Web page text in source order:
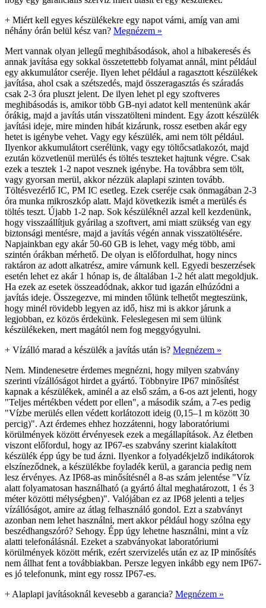
+ Miért kell egyes készülékekre egy napot várni, amíg van ami
néhány órán belül kész van? Megnézem »
Mert vannak olyan jellegű meghibásodások, ahol a hibakeresés és
annak javítása egy sokkal összetettebb folyamat annál, mint például
egy akkumulátor cseréje. Ilyen lehet például a ragasztott készülékek
javítása, ahol csak a szétszedés, majd összeragasztás és száradás
csak 2-3 óra pluszt jelent. De ilyen lehet pl egy szoftveres
meghibásodás is, amikor több GB-nyi adatot kell mentenünk akár
órákig, majd a javítás után visszatölteni mindent. Egy ázott készülék
javítási ideje, mire minden hibát kizárunk, rossz esetben akár egy
hetet is igénybe vehet. Vagy egy készülék, ami nem tölt például.
Ilyenkor akkumulátort cserélünk, vagy egy töltőcsatlakozót, majd
ezután közvetlenül merülés és töltés teszteket hajtunk végre. Csak
ezek a tesztek 1-2 napot vesznek igénybe. Ha továbbra sem tölt,
vagy gyorsan merül, akkor nézzük alaplapi szinten tovább.
Töltésvezérlő IC, PM IC esetleg. Ezek cseréje csak önmagában 2-3
óra munka mikroszkóp alatt. Majd következik ismét a merülés és
töltés teszt. Újabb 1-2 nap. Sok készüléknél azzal kell kezdenünk,
hogy visszaállítjuk gyárilag a szoftvert, ami miatt szükség van egy
biztonsági mentésre, majd a javítás végén annak visszatöltésére.
Napjainkban egy akár 50-60 GB is lehet, vagy még több, ami
szintén órákban mérhető. De olyan is előfordulhat, hogy nincs
raktáron az adott alkatrész, amire várnunk kell. Egyedi beszerzések
esetén lehet ez akár 1 hónap is, de általában 1-2 hét alatt megoldjuk.
Ha ezek az esetek összeadódnak, akkor tud igazán elhúzódni a
javítás ideje. Összegezve, mi minden tőlünk telhetőt megteszünk,
hogy minél rövidebb legyen az idő, hisz mi is akkor járunk a
legjobban, ez közös érdekünk. Feleslegesen mi sem ülünk
készülékeken, mert magától nem fog meggyógyulni.
+ Vízálló marad a készülék a javítás után is? Megnézem »
Nem. Mindenesetre érdemes megnézni, hogy milyen szabvány
szerinti vízállóságot hirdet a gyártó. Többnyire IP67 minősítést
kapnak a készülékek, aminél a az első szám, a 6-os azt jelenti, hogy
"Teljes mértékben védett por ellen", a második szám, a 7-es pedig
"Vízbe merülés ellen védett korlátozott ideig (0,15–1 m között 30
percig)". Azt érdemes ehhez hozzátenni, hogy laboratóriumi
körülmények között érvényesek ezek a megállapítások. Az életben
viszont előfordul, hogy az IP67-es szabvány szerint kialakított
készülék épp úgy be tud ázni. Ilyenkor a folyadékjelző indikátorok
elszíneződnek, a készülékbe foyladék kerül, a garancia pedig nem
lesz érvényes. Az IP68-as minősítésnél a 8-as szám jelentése "Víz
alatt folyamatosan használható (a gyártó által meghatározott, 1 és 3
méter közötti mélységben)". Valójában ez az IP68 jelenti a teljes
vízállóságot, amire az átlag felhasználó gondol. Ezt a szabványt
azonban nem lehet használni, mert akkor például hogy szólna egy
beszédhangszóró? Sehogy. Épp úgy lehetne használni, mint a víz
alatti telefonálásnál. Ezeket a szabványokat laboratóriumi
körülmények között mérik, ezért szervizelés után ez az IP minősítés
nem állhat fent a továbbiakban. Persze legyen inkább egy nem IP67-
es jó telefonunk, mint egy rossz IP67-es.
+ Alaplapi javításoknál kevesebb a garancia? Megnézem »